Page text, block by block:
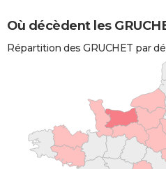
Où décèdent les
Répartition des GRUCHET par